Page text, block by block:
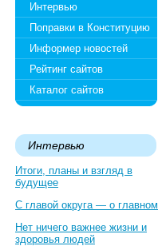
Интервью
Поправки в Конституцию
Информер новостей
Рейтинг сайтов
Каталог сайтов
Интервью
Итоги, планы и взгляд в
будущее
С главой округа — о главном
Нет ничего важнее жизни и
здоровья людей